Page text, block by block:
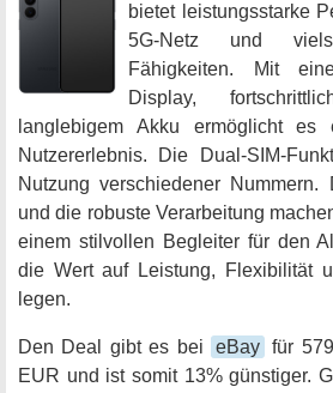
bietet leistungsstarke
5G-Netz und
Fähigkeiten. Mit
Display,
langlebigem Akku ermöglicht es
Nutzererlebnis. Die Dual-SIM-
Nutzung verschiedener
und die robuste Verarbeitung
einem stilvollen Begleiter für den
die Wert auf Leistung, Flexibilität
legen.
Den Deal gibt es bei eBay für
EUR und ist somit 13% günstiger.